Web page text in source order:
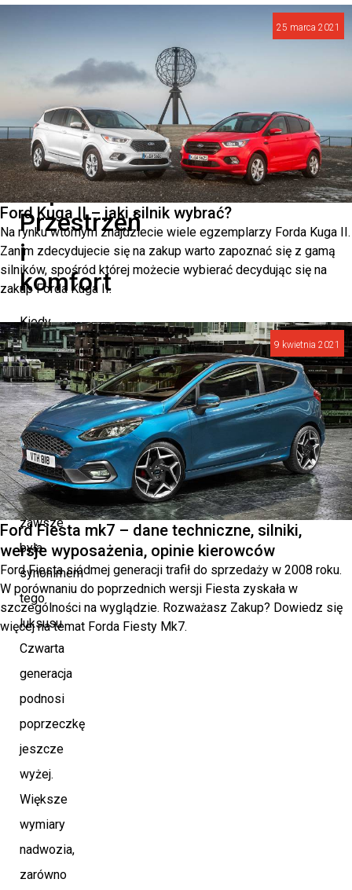
współczesnej
motoryzacji.
Nowa
Škoda
Superb:
Przestrzeń
i
komfort
Kiedy
mówimy
o
przestrzeni
w
samochodzie,
Škoda
Superb
zawsze
była
synonimem
tego
luksusu.
Czwarta
generacja
podnosi
poprzeczkę
jeszcze
wyżej.
Większe
wymiary
nadwozia,
zarówno
25 marca 2021
Ford Kuga II – jaki silnik wybrać?
Na rynku wtórnym znajdziecie wiele egzemplarzy Forda Kuga II.
Zanim zdecydujecie się na zakup warto zapoznać się z gamą
silników, spośród której możecie wybierać decydując się na
zakup Forda Kuga II.
9 kwietnia 2021
Ford Fiesta mk7 – dane techniczne, silniki,
wersje wyposażenia, opinie kierowców
Ford Fiesta siódmej generacji trafił do sprzedaży w 2008 roku.
W porównaniu do poprzednich wersji Fiesta zyskała w
szczególności na wyglądzie. Rozważasz Zakup? Dowiedz się
więcej na temat Forda Fiesty Mk7.